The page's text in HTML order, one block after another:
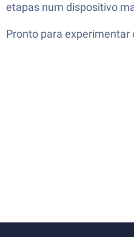
etapas num dispositivo
Pronto para experimentar